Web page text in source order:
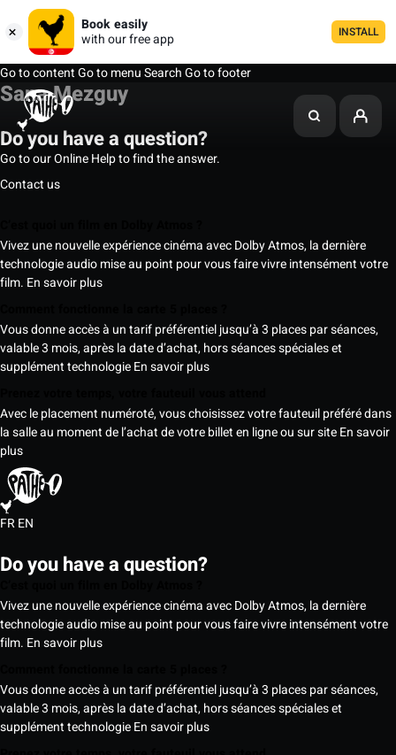
Book easily
with our free app
INSTALL
Go to contentGo to menuSearchGo to footer
Sana Mezguy
Do you have a question?
Go to our Online Help to find the answer.
Contact us
Vivez une nouvelle expérience cinéma avec Dolby Atmos, la dernière
technologie audio mise au point pour vous faire vivre intensément votre
film. En savoir plus
Vous donne accès à un tarif préférentiel jusqu’à 3 places par séances,
valable 3 mois, après la date d’achat, hors séances spéciales et
supplément technologieEn savoir plus
Avec le placement numéroté, vous choisissez votre fauteuil préféré dans
la salle au moment de l’achat de votre billet en ligne ou sur siteEn savoir
plus
FREN
Do you have a question?
Vivez une nouvelle expérience cinéma avec Dolby Atmos, la dernière
technologie audio mise au point pour vous faire vivre intensément votre
film. En savoir plus
Vous donne accès à un tarif préférentiel jusqu’à 3 places par séances,
valable 3 mois, après la date d’achat, hors séances spéciales et
supplément technologieEn savoir plus